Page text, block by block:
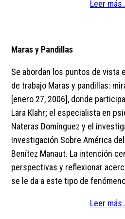
Leer
Maras y Pandillas
Se abordan los puntos de vista
de trabajo Maras y pandillas:
[enero 27, 2006], donde
Lara Klahr; el especialista en
Nateras Domínguez y el
Investigación Sobre América
Benítez Manaut. La intención
perspectivas y reflexionar
se le da a este tipo de
Leer